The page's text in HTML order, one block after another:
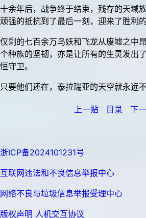
十余年后，战争终于结束，残存的天域
顽强的抵抗到了最后一刻，迎来了胜利的
仅剩的七百余万鸟妖和飞龙从废墟之中
个种族的坚韧，亦是让所有的生灵发出
恒守卫。
只要他们还在，泰拉瑞亚的天空就永远不
上一贴 目录 下
浙ICP备2024101231号
互联网违法和不良信息举报中心
网络不良与垃圾信息举报受理中心
版权声明 人机交互协议